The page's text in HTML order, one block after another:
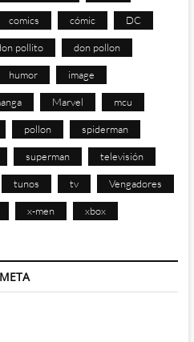
comics cómic DC
pollito don pollon
humor image
Marvel mcu
pollon spiderman
superman televisión
tunos tv Vengadores
x-men xbox
META